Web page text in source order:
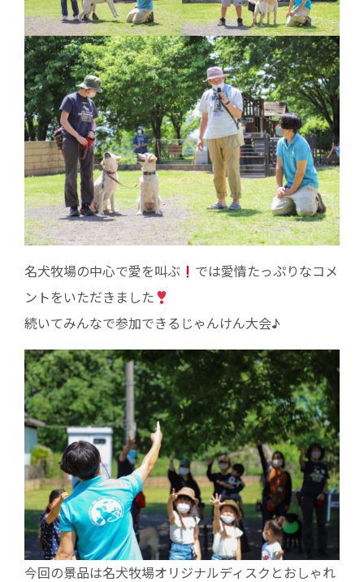
名犬牧場の中心で愛を叫ぶ
では愛情たっぷりなコメ
ントをいただきました
続いてみんなで参加できるじゃんけん大会♪
今回の景品は名犬牧場オリジナルディスクとおしゃれ